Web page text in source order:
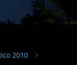
2010